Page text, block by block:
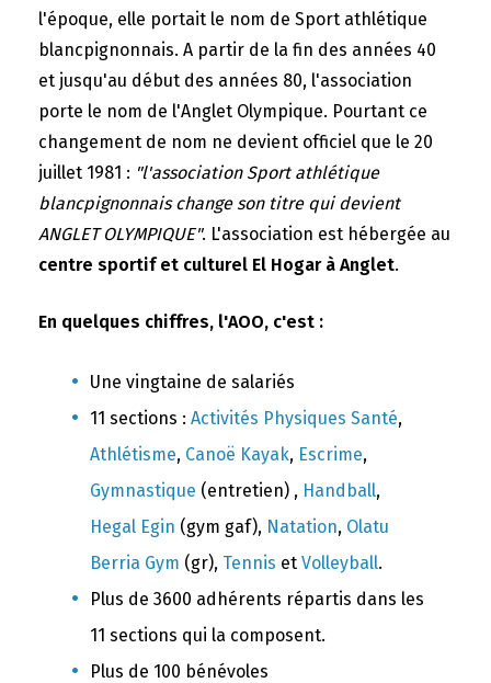
l'époque, elle portait le nom de Sport athlétique
blancpignonnais. A partir de la fin des années 40
et jusqu'au début des années 80, l'association
porte le nom de l'Anglet Olympique. Pourtant ce
changement de nom ne devient officiel que le 20
juillet 1981 : "l'association Sport athlétique
blancpignonnais change son titre qui devient
ANGLET OLYMPIQUE". L'association est hébergée au
centre sportif et culturel El Hogar à Anglet.
En quelques chiffres, l'AOO, c'est :
Une vingtaine de salariés
11 sections : Activités Physiques Santé,
Athlétisme, Canoë Kayak, Escrime,
Gymnastique (entretien) , Handball,
Hegal Egin (gym gaf), Natation, Olatu
Berria Gym (gr), Tennis et Volleyball.
Plus de 3600 adhérents répartis dans les
11 sections qui la composent.
Plus de 100 bénévoles